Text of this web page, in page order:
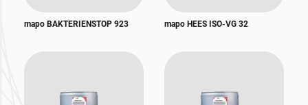
mapo BAKTERIENSTOP 923 mapo HEES ISO-VG 32